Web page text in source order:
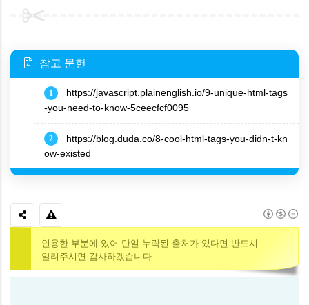
참고 문헌
1
https://javascript.plainenglish.io/9-unique-html-tags
-you-need-to-know-5ceecfcf0095
2
https://blog.duda.co/8-cool-html-tags-you-didn-t-kn
ow-existed
인용한 부분에 있어 만일 누락된 출처가 있다면 반드시
알려주시면 감사하겠습니다